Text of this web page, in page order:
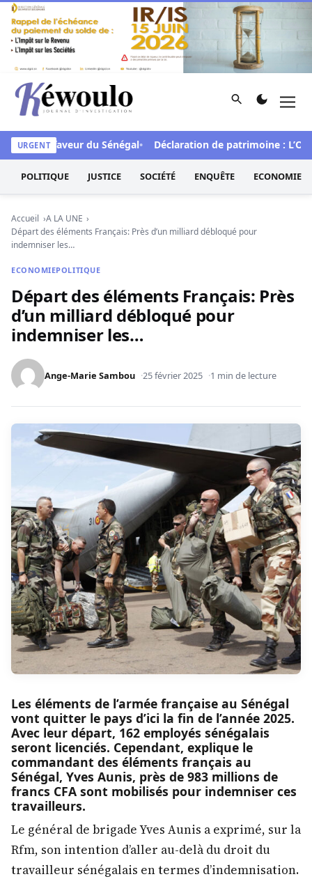
Aller au contenu
Kéwoulo, le premier site d'information et d'investigation
Rechercher
URGENT
en faveur du Sénégal Déclaration de patrimoine :
POLITIQUE JUSTICE SOCIÉTÉ ENQUÊTE ECONOMIE
Accueil
A LA UNE
Départ des éléments Français: Près d’un milliard débloqué pour
indemniser les…
ECONOMIEPOLITIQUE
Départ des éléments Français: Près
d’un milliard débloqué pour
indemniser les…
Ange-Marie Sambou 25 février 2025 1 min de lecture
Les éléments de l’armée française au Sénégal
vont quitter le pays d’ici la fin de l’année 2025.
Avec leur départ, 162 employés sénégalais
seront licenciés. Cependant, explique le
commandant des éléments français au
Sénégal, Yves Aunis, près de 983 millions de
francs CFA sont mobilisés pour indemniser ces
travailleurs.
Le général de brigade Yves Aunis a exprimé, sur la
Rfm, son intention d’aller au-delà du droit du
travailleur sénégalais en termes d’indemnisation.